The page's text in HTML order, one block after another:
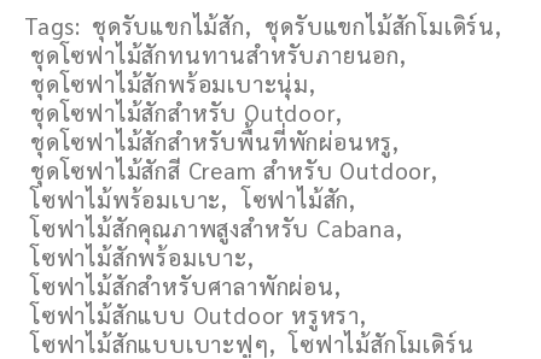
Tags: ชุดรับแขกไม้สัก, ชุดรับแขกไม้สักโมเดิร์น,
ชุดโซฟาไม้สักทนทานสำหรับภายนอก,
ชุดโซฟาไม้สักพร้อมเบาะนุ่ม,
ชุดโซฟาไม้สักสำหรับ Outdoor,
ชุดโซฟาไม้สักสำหรับพื้นที่พักผ่อนหรู,
ชุดโซฟาไม้สักสี Cream สำหรับ Outdoor,
โซฟาไม้พร้อมเบาะ, โซฟาไม้สัก,
โซฟาไม้สักคุณภาพสูงสำหรับ Cabana,
โซฟาไม้สักพร้อมเบาะ,
โซฟาไม้สักสำหรับศาลาพักผ่อน,
โซฟาไม้สักแบบ Outdoor หรูหรา,
โซฟาไม้สักแบบเบาะฟูๆ, โซฟาไม้สักโมเดิร์น